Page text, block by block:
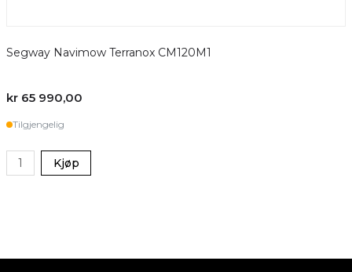
Segway Navimow Terranox CM120M1
kr 65 990,00
Tilgjengelig
Kjøp